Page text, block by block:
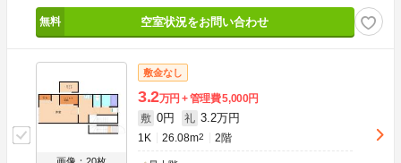
空室状況をお問い合わせ
敷金なし
3.2万円 管理費5,000円
敷 0円 礼 3.2万円
1K 26.08m2 2階